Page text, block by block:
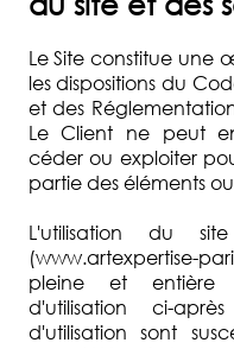
Le Site constitue une
les dispositions du
et des
Le Client ne peut
céder ou exploiter
partie des éléments
L'utilisation du
(www.artexpertise-
pleine et entière
d'utilisation ci-
d'utilisation sont